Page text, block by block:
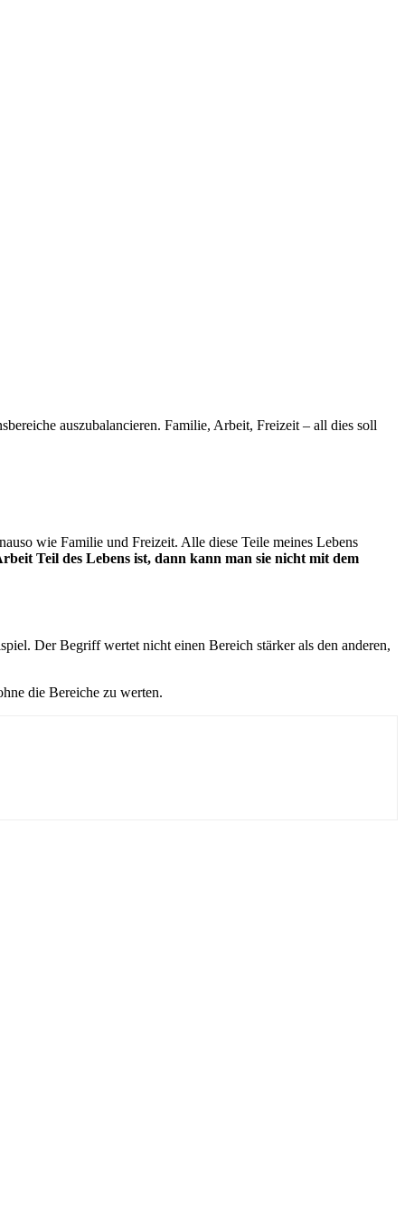
auszubalancieren. Familie, Arbeit, Freizeit – all dies soll
wie Familie und Freizeit. Alle diese Teile meines Lebens
Teil des Lebens ist, dann kann man sie nicht mit dem
Der Begriff wertet nicht einen Bereich stärker als den anderen,
die Bereiche zu werten.